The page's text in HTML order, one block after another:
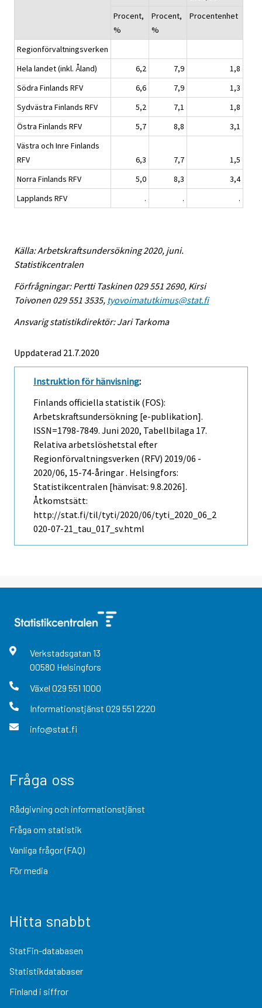
Procent,
%
Procent,
%
Procentenhet
Regionförvaltningsverken
Hela landet (inkl. Åland)
6,2 7,9
1,8
Södra Finlands RFV
6,6 7,9
1,3
Sydvästra Finlands RFV
5,2 7,1
1,8
Östra Finlands RFV
5,7 8,8
3,1
Västra och Inre Finlands
RFV
6,3 7,7
1,5
Norra Finlands RFV
5,0 8,3
3,4
Lapplands RFV
. . .
Källa: Arbetskraftsundersökning 2020, juni.
Statistikcentralen
Förfrågningar: Pertti Taskinen 029 551 2690, Kirsi
Toivonen 029 551 3535, tyovoimatutkimus@stat.fi
Ansvarig statistikdirektör: Jari Tarkoma
Uppdaterad 21.7.2020
Instruktion för hänvisning:
Finlands officiella statistik (FOS):
Arbetskraftsundersökning [e-publikation].
ISSN=1798-7849. Juni 2020, Tabellbilaga 17.
Relativa arbetslöshetstal efter
Regionförvaltningsverken (RFV) 2019/06 -
2020/06, 15-74-åringar . Helsingfors:
Statistikcentralen [hänvisat: 9.8.2026].
Åtkomstsätt:
http://stat.fi/til/tyti/2020/06/tyti_2020_06_2
020-07-21_tau_017_sv.html
Verkstadsgatan 13
00580 Helsingfors
Växel 029 551 1000
Informationstjänst 029 551 2220
info@stat.fi
Fråga oss
Rådgivning och informationstjänst
Fråga om statistik
Vanliga frågor (FAQ)
För media
Hitta snabbt
StatFin-databasen
Statistikdatabaser
Finland i siffror